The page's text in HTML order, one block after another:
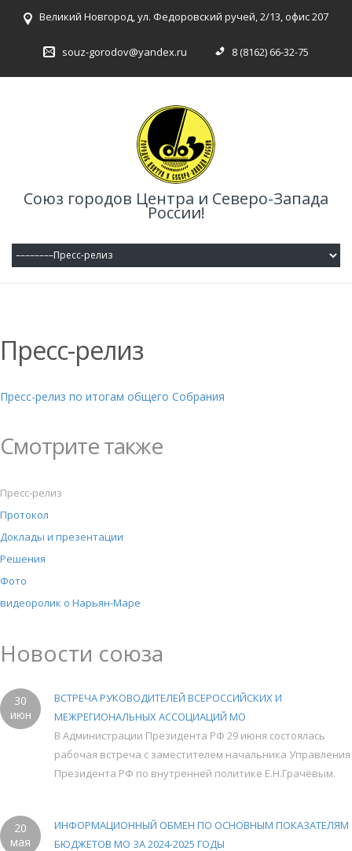
Великий Новгород, ул. Федоровский ручей, 2/13, офис 207
souz-gorodov@yandex.ru 8 (8162) 66-32-75
Союз городов Центра и Северо-Запада
России!
Пресс-релиз
Пресс-релиз по итогам общего Собрания
Смотрите также
Пресс-релиз
Протокол
Доклады и презентации
Решения
Фото
видеоролик о Нарьян-Маре
Новости союза
30
июн
ВСТРЕЧА РУКОВОДИТЕЛЕЙ ВСЕРОССИЙСКИХ И
МЕЖРЕГИОНАЛЬНЫХ АССОЦИАЦИЙ МО
В Администрации Президента РФ 29 июня состоялась
рабочая встреча с заместителем начальника Управления
Президента РФ по внутренней политике Е.Н.Грачёвым.
20
мая
ИНФОРМАЦИОННЫЙ ОБМЕН ПО ОСНОВНЫМ ПОКАЗАТЕЛЯМ
БЮДЖЕТОВ МО ЗА 2024-2025 ГОДЫ